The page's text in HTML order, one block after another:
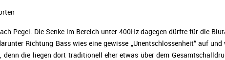
Pegel. Die Senke im Bereich unter 400Hz dagegen dürfte für die
Richtung Bass wies eine gewisse „Unentschlossenheit“ auf
die liegen dort traditionell eher etwas über dem